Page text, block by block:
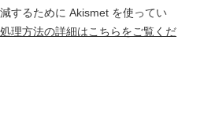
するために Akismet を使ってい
理方法の詳細はこちらをご覧くだ